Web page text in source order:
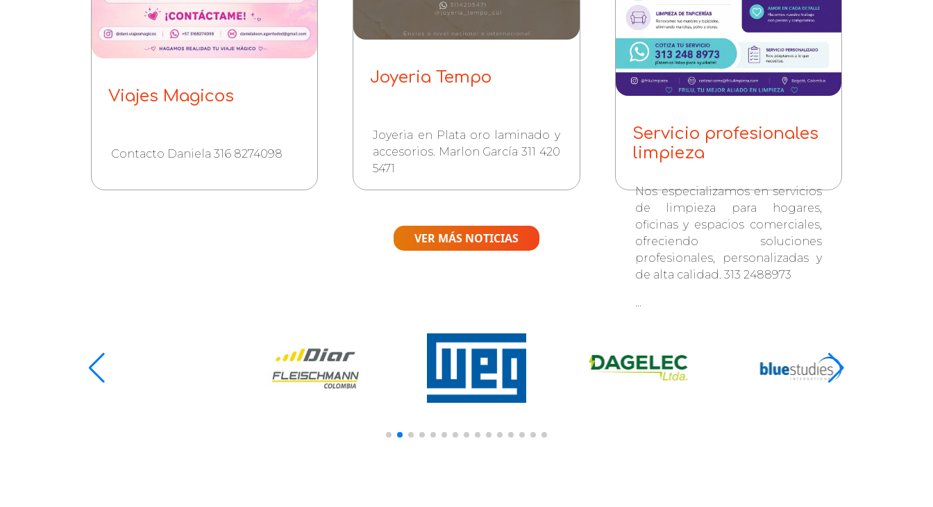
Viajes Magicos
Contacto Daniela 316 8274098
Joyeria Tempo
Joyeria en Plata oro laminado y
accesorios. Marlon García 311 420
5471
Servicio profesionales
limpieza
Nos especializamos en servicios
de limpieza para hogares,
oficinas y espacios comerciales,
ofreciendo soluciones
profesionales, personalizadas y
de alta calidad. 313 2488973
...
VER MÁS NOTICIAS